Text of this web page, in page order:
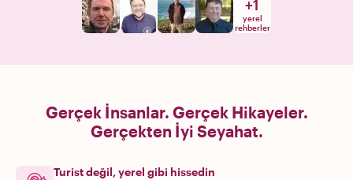
+1
yerel
rehberler
Gerçek İnsanlar. Gerçek Hikayeler.
Gerçekten İyi Seyahat.
Turist değil, yerel gibi hissedin